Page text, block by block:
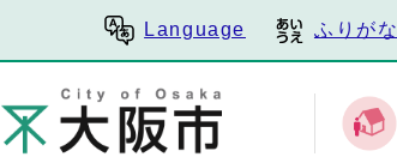
Language ふりがな